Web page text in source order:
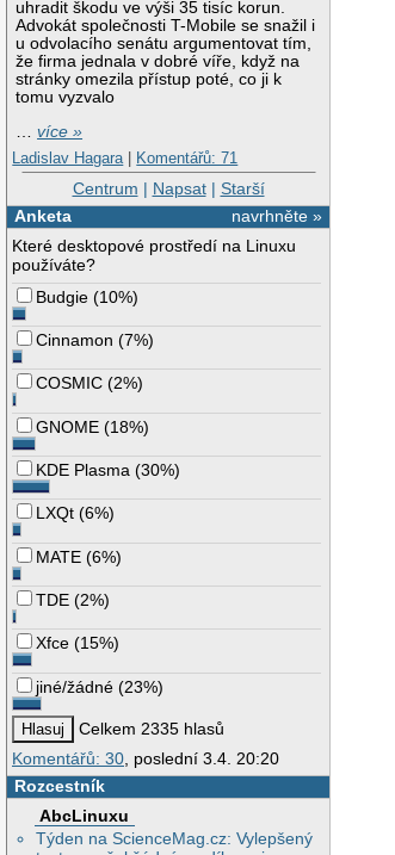
uhradit škodu ve výši 35 tisíc korun.
Advokát společnosti T-Mobile se snažil i
u odvolacího senátu argumentovat tím,
že firma jednala v dobré víře, když na
stránky omezila přístup poté, co ji k
tomu vyzvalo
…více »
Ladislav Hagara | Komentářů: 71
Centrum | Napsat| Starší
navrhněte »
Anketa
Které desktopové prostředí na Linuxu
používáte?
Budgie (10%)
Cinnamon (7%)
COSMIC (2%)
GNOME (18%)
KDE Plasma (30%)
LXQt (6%)
MATE (6%)
TDE (2%)
Xfce (15%)
jiné/žádné (23%)
Celkem 2335 hlasů
Komentářů: 30, poslední 3.4. 20:20
Rozcestník
AbcLinuxu
Týden na ScienceMag.cz: Vylepšený